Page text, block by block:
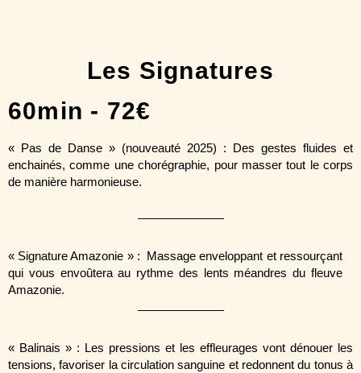
Les Signatures
60min - 72€
« Pas de Danse » (nouveauté 2025) : Des gestes fluides et
enchainés, comme une chorégraphie, pour masser tout le corps
de manière harmonieuse.
« Signature Amazonie » : Massage enveloppant et ressourçant
qui vous envoûtera au rythme des lents méandres du fleuve
Amazonie.
« Balinais » : Les pressions et les effleurages vont dénouer les
tensions, favoriser la circulation sanguine et redonnent du tonus à